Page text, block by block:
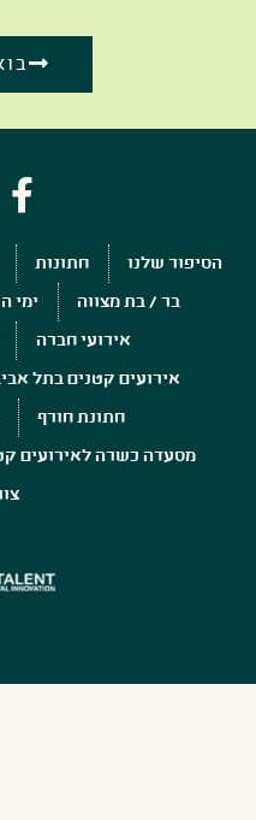
הסיפור שלנו חתונות
בר / בת מצווה
ימי
אירועי חברה
אירועים קטנים בתל אביב
חתונת חורף
מסעדה כשרה לאירועים
צור